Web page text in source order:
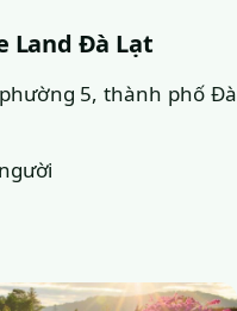
Land Đà Lạt
5, thành phố Đà